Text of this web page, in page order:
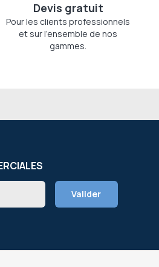
Devis gratuit
Pour les clients professionnels
et sur l'ensemble de nos
gammes.
Valider